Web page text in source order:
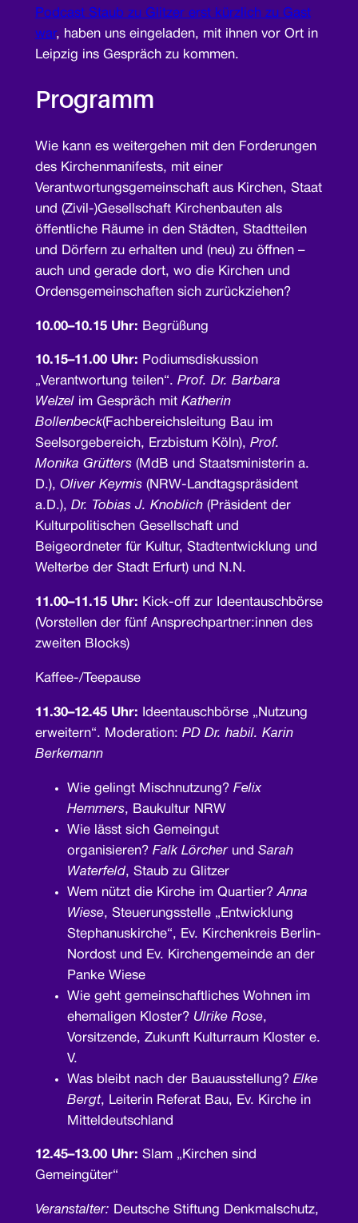
Podcast Staub zu Glitzer erst kürzlich zu Gast
war, haben uns eingeladen, mit ihnen vor Ort in
Leipzig ins Gespräch zu kommen.
Programm
Wie kann es weitergehen mit den Forderungen
des Kirchenmanifests, mit einer
Verantwortungsgemeinschaft aus Kirchen, Staat
und (Zivil-)Gesellschaft Kirchenbauten als
öffentliche Räume in den Städten, Stadtteilen
und Dörfern zu erhalten und (neu) zu öffnen –
auch und gerade dort, wo die Kirchen und
Ordensgemeinschaften sich zurückziehen?
10.00–10.15 Uhr: Begrüßung
10.15–11.00 Uhr: Podiumsdiskussion
„Verantwortung teilen“. Prof. Dr. Barbara
Welzel im Gespräch mit Katherin
Bollenbeck(Fachbereichsleitung Bau im
Seelsorgebereich, Erzbistum Köln), Prof.
Monika Grütters(MdB und Staatsministerin a.
D.), Oliver Keymis(NRW-Landtagspräsident
a.D.), Dr. Tobias J. Knoblich(Präsident der
Kulturpolitischen Gesellschaft und
Beigeordneter für Kultur, Stadtentwicklung und
Welterbe der Stadt Erfurt) und N.N.
11.00–11.15 Uhr: Kick-off zur Ideentauschbörse
(Vorstellen der fünf Ansprechpartner:innen des
zweiten Blocks)
Kaffee-/Teepause
11.30–12.45 Uhr: Ideentauschbörse „Nutzung
erweitern“. Moderation: PD Dr. habil. Karin
Berkemann
Wie gelingt Mischnutzung? Felix
Hemmers, Baukultur NRW
Wie lässt sich Gemeingut
organisieren? Falk Lörcherund Sarah
Waterfeld, Staub zu Glitzer
Wem nützt die Kirche im Quartier? Anna
Wiese, Steuerungsstelle „Entwicklung
Stephanuskirche“, Ev. Kirchenkreis Berlin-
Nordost und Ev. Kirchengemeinde an der
Panke Wiese
Wie geht gemeinschaftliches Wohnen im
ehemaligen Kloster? Ulrike Rose,
Vorsitzende, Zukunft Kulturraum Kloster e.
V.
Was bleibt nach der Bauausstellung? Elke
Bergt, Leiterin Referat Bau, Ev. Kirche in
Mitteldeutschland
12.45–13.00 Uhr: Slam „Kirchen sind
Gemeingüter“
Veranstalter: Deutsche Stiftung Denkmalschutz,